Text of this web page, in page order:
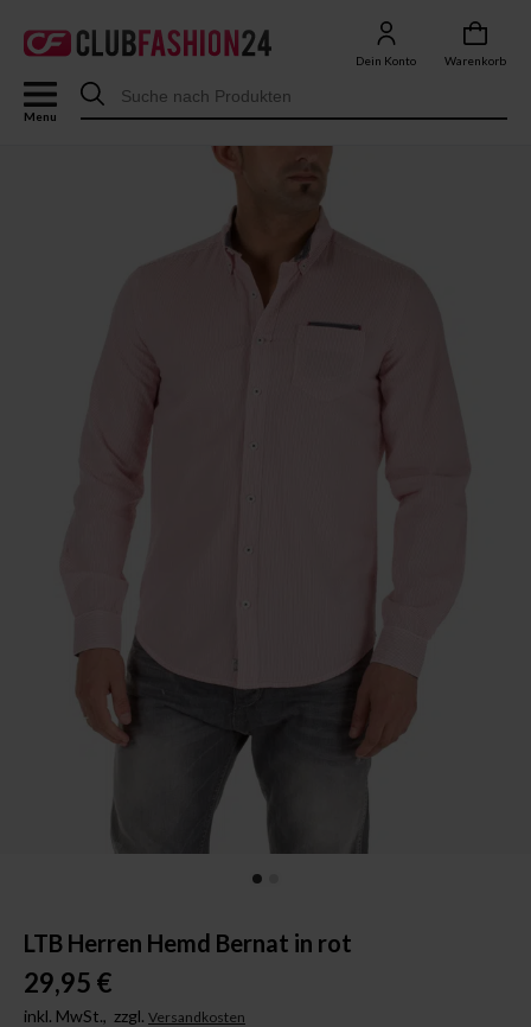
Dein Konto Warenkorb
Menu
LTB Herren Hemd Bernat in rot
29,95 €
inkl. MwSt., zzgl. Versandkosten